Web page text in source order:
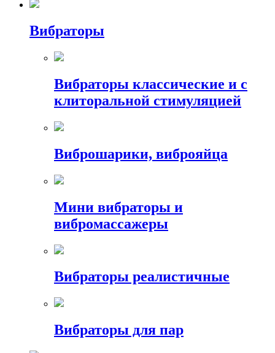
Вибраторы
Вибраторы классические и с
клиторальной стимуляцией
Виброшарики, виброяйца
Мини вибраторы и
вибромассажеры
Вибраторы реалистичные
Вибраторы для пар